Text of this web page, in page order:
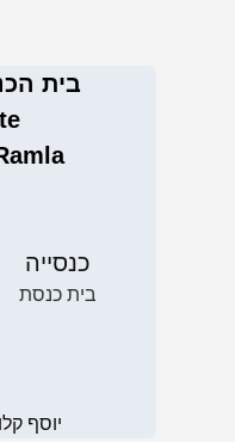
בית
כנסייה
בית כנסת
יוסף קלוזנר